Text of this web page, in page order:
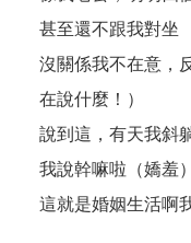
甚至還不跟我對坐
沒關係我不在意，
在說什麼！）
說到這，有天我斜
我說幹嘛啦（嬌羞
這就是婚姻生活啊